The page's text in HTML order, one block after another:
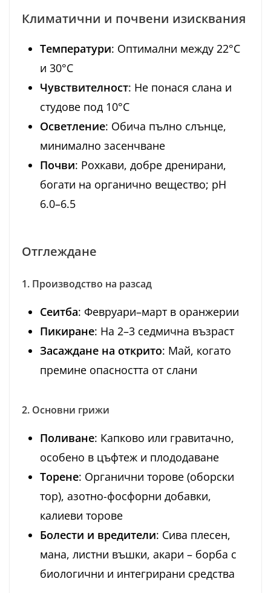
Климатични и почвени изисквания
Температури: Оптимални между 22°C
и 30°C
Чувствителност: Не понася слана и
студове под 10°C
Осветление: Обича пълно слънце,
минимално засенчване
Почви: Рохкави, добре дренирани,
богати на органично вещество; pH
6.0–6.5
Отглеждане
1. Производство на разсад
Сеитба: Февруари–март в оранжерии
Пикиране: На 2–3 седмична възраст
Засаждане на открито: Май, когато
премине опасността от слани
2. Основни грижи
Поливане: Капково или гравитачно,
особено в цъфтеж и плододаване
Торене: Органични торове (оборски
тор), азотно-фосфорни добавки,
калиеви торове
Болести и вредители: Сива плесен,
манa, листни въшки, акари – борба с
биологични и интегрирани средства